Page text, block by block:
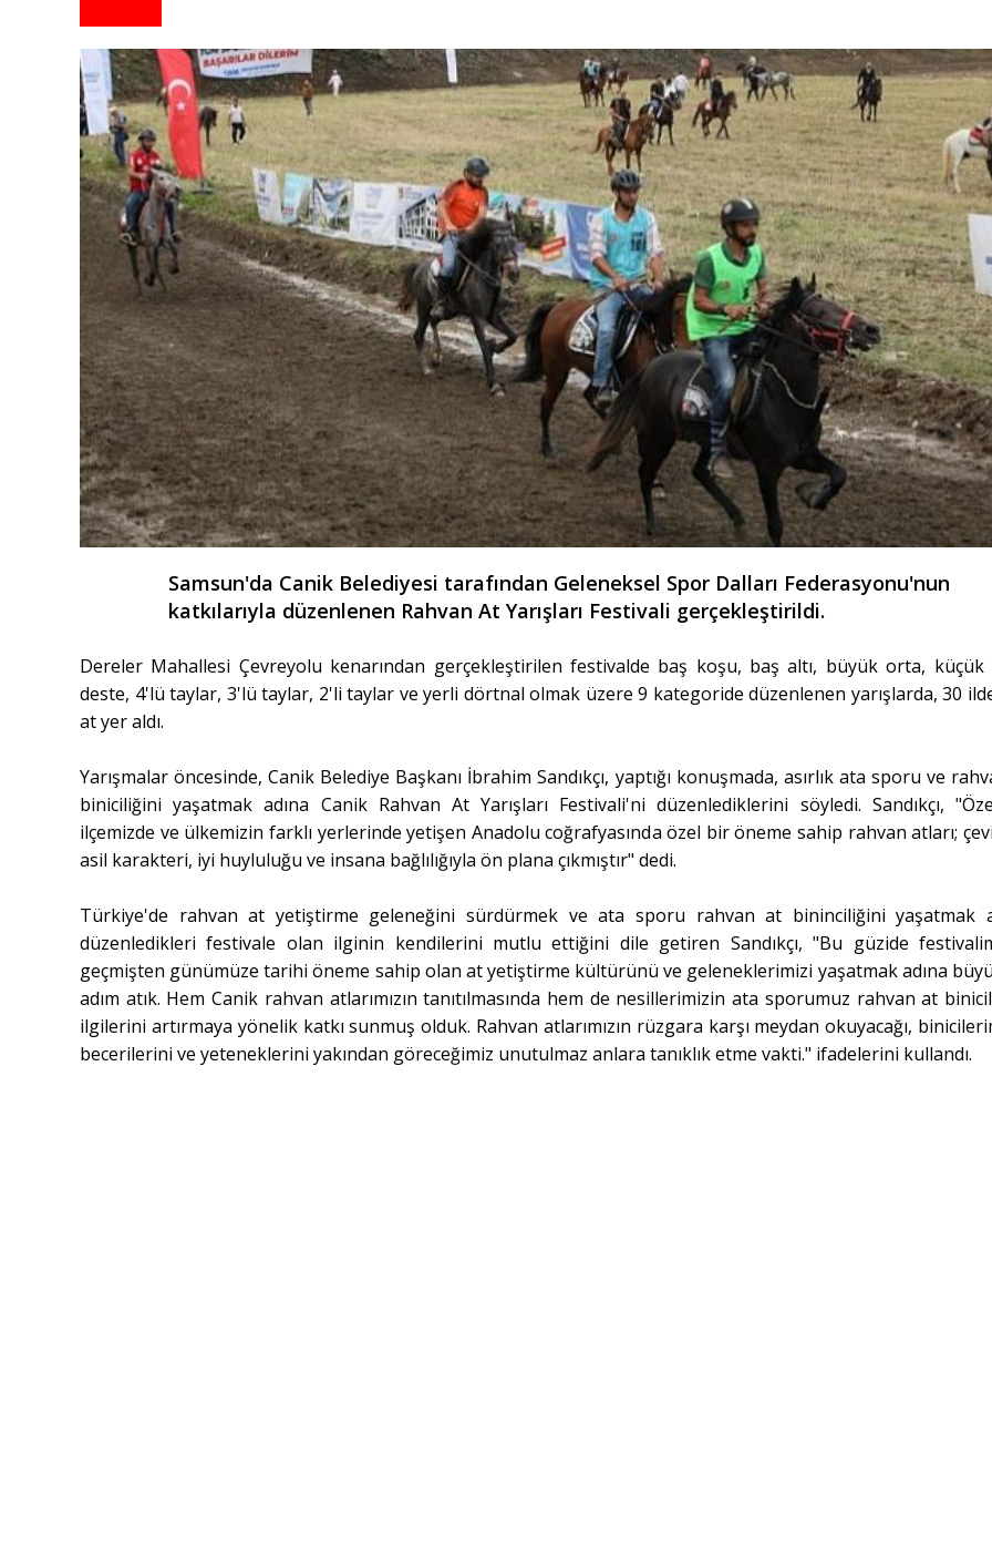
Samsun'da Canik Belediyesi tarafından Geleneksel Spor Dalları Federasyonu'nun
katkılarıyla düzenlenen Rahvan At Yarışları Festivali gerçekleştirildi.
Dereler Mahallesi Çevreyolu kenarından gerçekleştirilen festivalde baş koşu, baş altı, büyük orta, küçük
deste, 4'lü taylar, 3'lü taylar, 2'li taylar ve yerli dörtnal olmak üzere 9 kategoride düzenlenen yarışlarda, 30
at yer aldı.
Yarışmalar öncesinde, Canik Belediye Başkanı İbrahim Sandıkçı, yaptığı konuşmada, asırlık ata sporu ve
biniciliğini yaşatmak adına Canik Rahvan At Yarışları Festivali'ni düzenlediklerini söyledi. Sandıkçı,
ilçemizde ve ülkemizin farklı yerlerinde yetişen Anadolu coğrafyasında özel bir öneme sahip rahvan atları;
asil karakteri, iyi huyluluğu ve insana bağlılığıyla ön plana çıkmıştır" dedi.
Türkiye'de rahvan at yetiştirme geleneğini sürdürmek ve ata sporu rahvan at bininciliğini yaşatmak
düzenledikleri festivale olan ilginin kendilerini mutlu ettiğini dile getiren Sandıkçı, "Bu güzide
geçmişten günümüze tarihi öneme sahip olan at yetiştirme kültürünü ve geleneklerimizi yaşatmak adına
adım atık. Hem Canik rahvan atlarımızın tanıtılmasında hem de nesillerimizin ata sporumuz rahvan at
ilgilerini artırmaya yönelik katkı sunmuş olduk. Rahvan atlarımızın rüzgara karşı meydan okuyacağı,
becerilerini ve yeteneklerini yakından göreceğimiz unutulmaz anlara tanıklık etme vakti." ifadelerini kullandı.